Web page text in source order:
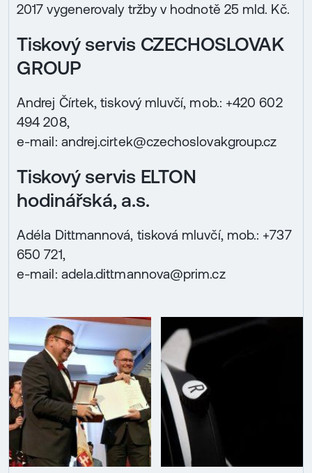
2017 vygenerovaly tržby v hodnotě 25 mld. Kč.
Tiskový servis CZECHOSLOVAK
GROUP
Andrej Čírtek, tiskový mluvčí, mob.: +420 602
494 208,
e-mail: andrej.cirtek@czechoslovakgroup.cz
Tiskový servis ELTON
hodinářská, a.s.
Adéla Dittmannová, tisková mluvčí, mob.: +737
650 721,
e-mail: adela.dittmannova@prim.cz